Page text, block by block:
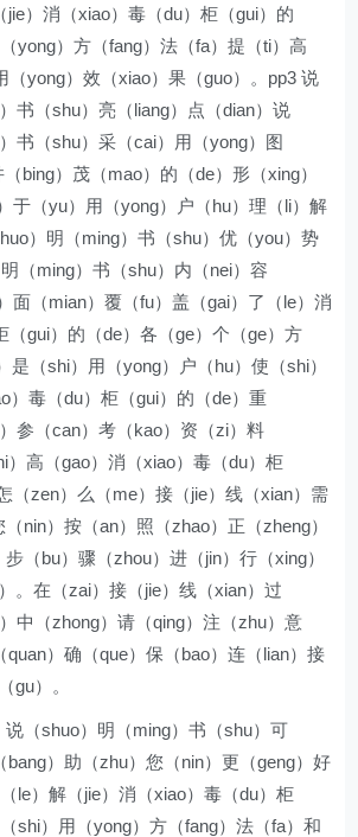
jie）消（xiao）毒（du）柜（gui）的
yong）方（fang）法（fa）提（ti）高
（yong）效（xiao）果（guo）。pp3 说
书（shu）亮（liang）点（dian）说
书（shu）采（cai）用（yong）图
（bing）茂（mao）的（de）形（xing）
于（yu）用（yong）户（hu）理（li）解
）明（ming）书（shu）优（you）势
明（ming）书（shu）内（nei）容
面（mian）覆（fu）盖（gai）了（le）消
（gui）的（de）各（ge）个（ge）方
是（shi）用（yong）户（hu）使（shi）
）毒（du）柜（gui）的（de）重
参（can）考（kao）资（zi）料
）高（gao）消（xiao）毒（du）柜
（zen）么（me）接（jie）线（xian）需
（nin）按（an）照（zhao）正（zheng）
（bu）骤（zhou）进（jin）行（xing）
。在（zai）接（jie）线（xian）过
中（zhong）请（qing）注（zhu）意
quan）确（que）保（bao）连（lian）接
gu）。
说（shuo）明（ming）书（shu）可
bang）助（zhu）您（nin）更（geng）好
（le）解（jie）消（xiao）毒（du）柜
（shi）用（yong）方（fang）法（fa）和